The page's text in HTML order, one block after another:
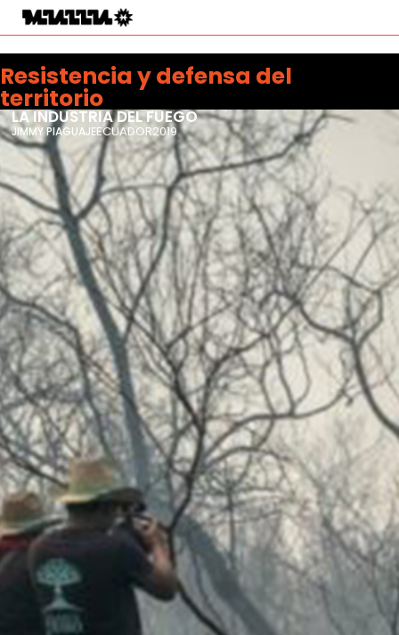
Resistencia y defensa del
territorio
LA INDUSTRIA DEL FUEGO
JIMMY PIAGUAJEECUADOR2019